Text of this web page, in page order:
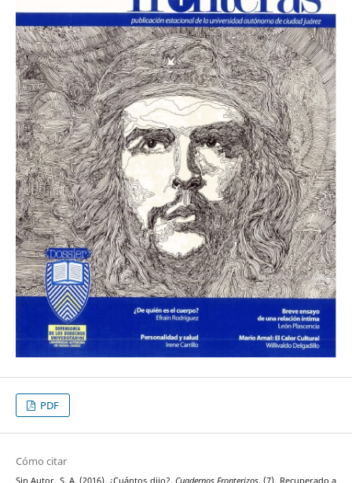
PDF
Cómo citar
Sin Autor, S. A. (2016). ¿Cuántos dijo?. Cuadernos Fronterizos, (7). Recuperado a